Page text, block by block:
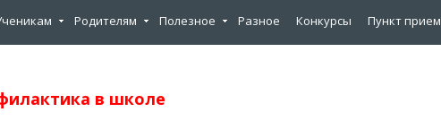
Родителям Полезное Разное Конкурсы Пункт
в школе